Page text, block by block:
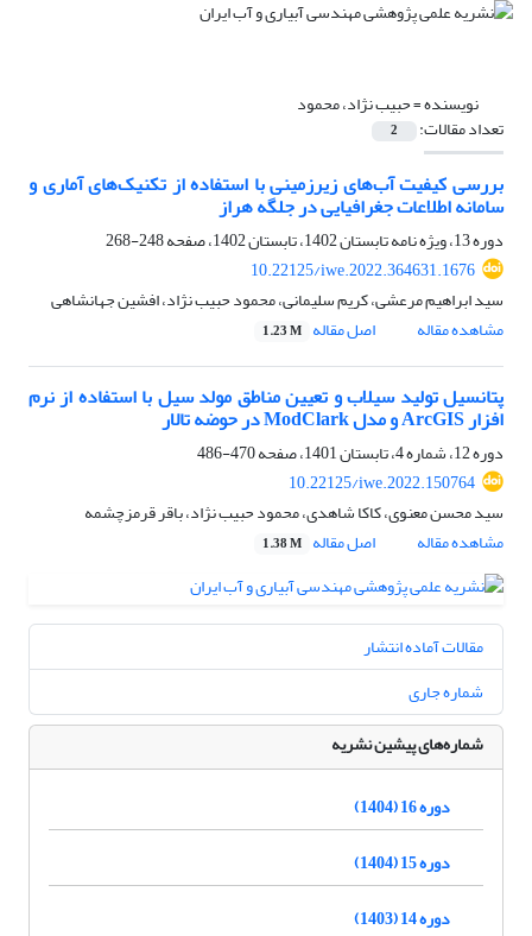
نویسنده =حبیب نژاد، محمود
تعداد مقالات: 2
بررسی کیفیت آب‌های زیرزمینی با استفاده از تکنیک‌های آماری و
سامانه اطلاعات جغرافیایی در جلگه هراز
دوره 13، ویژه نامه تابستان 1402، تابستان 1402، صفحه
248-268
10.22125/iwe.2022.364631.1676
سید ابراهیم مرعشی، کریم سلیمانی، محمود حبیب نژاد، افشین جهانشاهی
مشاهده مقاله
اصل مقاله 1.23 M
پتانسیل تولید سیلاب و تعیین مناطق مولد سیل با استفاده از نرم
افزار ArcGIS و مدل ModClark در حوضه تالار
دوره 12، شماره 4، تابستان 1401، صفحه
470-486
10.22125/iwe.2022.150764
سید محسن معنوی، کاکا شاهدی، محمود حبیب نژاد، باقر قرمزچشمه
مشاهده مقاله
اصل مقاله 1.38 M
مقالات آماده انتشار
شماره جاری
شماره‌های پیشین نشریه
دوره 16 (1404)
دوره 15 (1404)
دوره 14 (1403)